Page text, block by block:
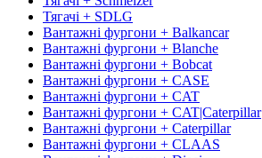
Тягачі + SDLG
Вантажні фургони + Balkancar
Вантажні фургони + Blanche
Вантажні фургони + Bobcat
Вантажні фургони + CASE
Вантажні фургони + CAT
Вантажні фургони + CAT|Caterpillar
Вантажні фургони + Caterpillar
Вантажні фургони + CLAAS